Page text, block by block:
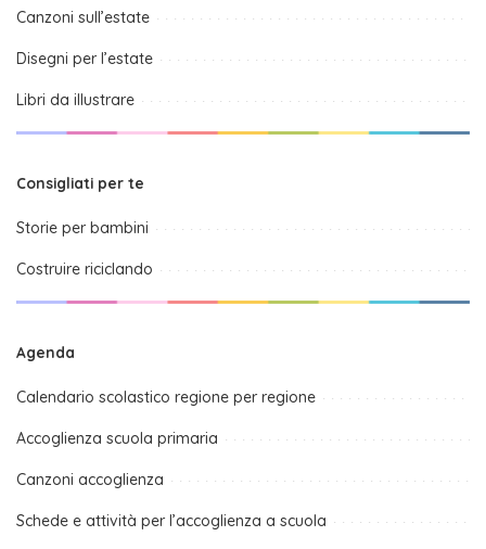
Canzoni sull’estate
Disegni per l’estate
Libri da illustrare
Consigliati per te
Storie per bambini
Costruire riciclando
Agenda
Calendario scolastico regione per regione
Accoglienza scuola primaria
Canzoni accoglienza
Schede e attività per l’accoglienza a scuola